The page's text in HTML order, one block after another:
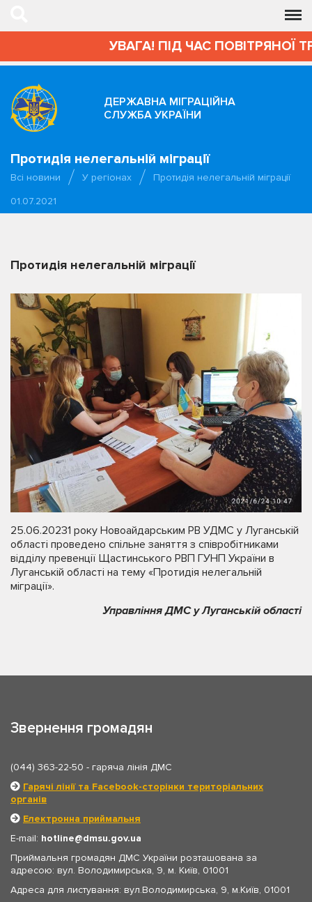
УВАГА! ПІД ЧАС ПОВІТРЯНОЇ
ДЕРЖАВНА МІГРАЦІЙНА
СЛУЖБА УКРАЇНИ
Протидія нелегальній міграції
Всі новини У регіонах
Протидія нелегальній міграції
01.07.2021
Протидія нелегальній міграції
25.06.20231 року Новоайдарським РВ УДМС у Луганській
області проведено спільне заняття з співробітниками
відділу превенції Щастинського РВП ГУНП України в
Луганській області на тему «Протидія нелегальній
міграції».
Управління ДМС у Луганській області
Звернення громадян
(044) 363-22-50 - гаряча лінія ДМС
Гарячі лінії та Facebook-сторінки територіальних
органів
Електронна приймальня
E-mail: hotline
dmsu.gov.ua
Приймальня громадян ДМС України розташована за
адресою: вул. Володимирська, 9, м. Київ, 01001
Адреса для листування: вул.Володимирська, 9, м.Київ, 01001